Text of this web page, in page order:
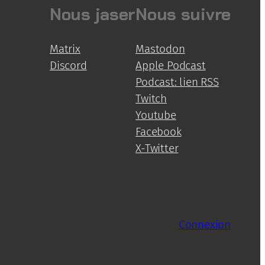
Nous jaser
Matrix
Discord
Nous suivre
Mastodon
Apple Podcast
Podcast: lien RSS
Twitch
Youtube
Facebook
X-Twitter
Connexion